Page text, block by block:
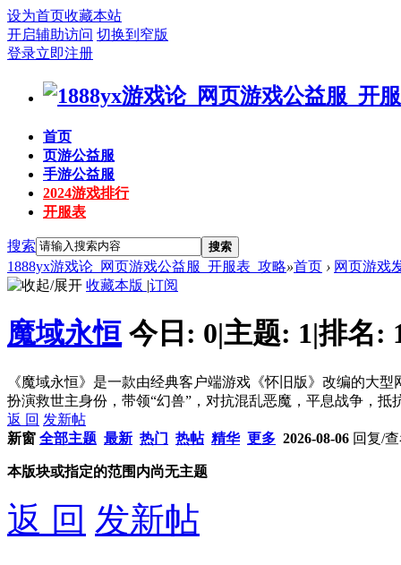
设为首页收藏本站
开启辅助访问 切换到窄版
登录立即注册
首页
页游公益服
手游公益服
2024游戏排行
开服表
搜索 搜索
1888yx游戏论_网页游戏公益服_开服表_攻略»首页 › 网页游戏
收藏本版 |订阅
魔域永恒 今日: 0|主题: 1|排名:
《魔域永恒》是一款由经典客户端游戏《怀旧版》改编的大
扮演救世主身份，带领“幻兽”，对抗混乱恶魔，平息战争，抵
返 回 发新帖
新窗 全部主题 最新 热门 热帖 精华 更多 2026-08-06 回复/
本版块或指定的范围内尚无主题
返 回 发新帖